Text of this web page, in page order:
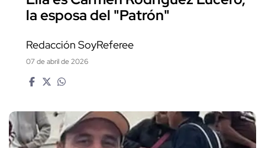
la esposa del "Patrón"
Redacción SoyReferee
07 de abril de 2026